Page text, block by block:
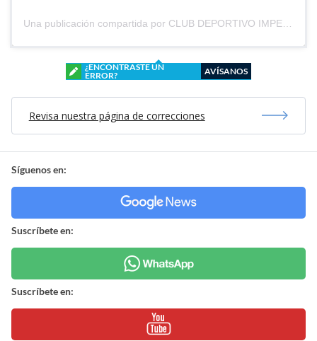
¿ENCONTRASTE UN
ERROR?
AVÍSANOS
Revisa nuestra página de correcciones
Síguenos en:
Suscríbete en:
Suscríbete en: